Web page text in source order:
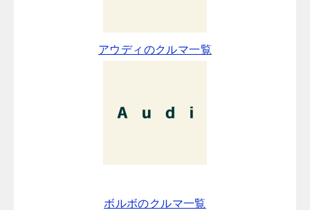
アウディのクルマ一覧
ボルボのクルマ一覧